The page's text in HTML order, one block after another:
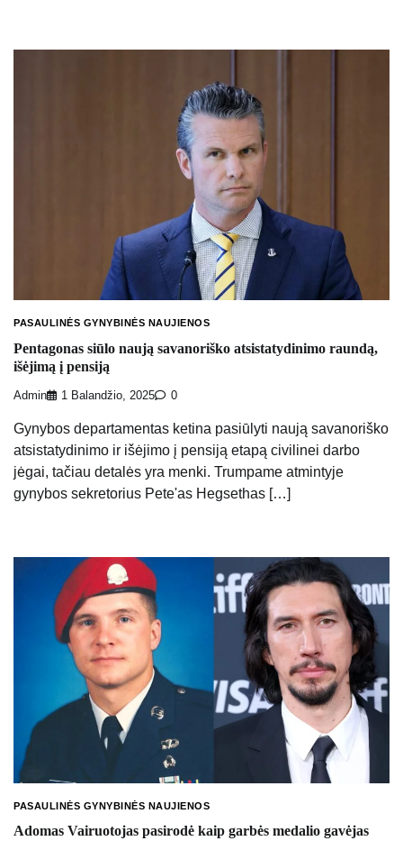
PASAULINĖS GYNYBINĖS NAUJIENOS
Pentagonas siūlo naują savanoriško atsistatydinimo raundą,
išėjimą į pensiją
Admin 1 Balandžio, 2025 0
Gynybos departamentas ketina pasiūlyti naują savanoriško
atsistatydinimo ir išėjimo į pensiją etapą civilinei darbo
jėgai, tačiau detalės yra menki. Trumpame atmintyje
gynybos sekretorius Pete'as Hegsethas […]
PASAULINĖS GYNYBINĖS NAUJIENOS
Adomas Vairuotojas pasirodė kaip garbės medalio gavėjas